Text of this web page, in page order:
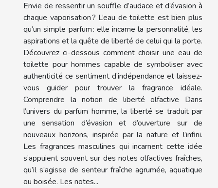
Envie de ressentir un souffle d’audace et d’évasion à
chaque vaporisation ? L’eau de toilette est bien plus
qu’un simple parfum : elle incarne la personnalité, les
aspirations et la quête de liberté de celui qui la porte.
Découvrez ci-dessous comment choisir une eau de
toilette pour hommes capable de symboliser avec
authenticité ce sentiment d’indépendance et laissez-
vous guider pour trouver la fragrance idéale.
Comprendre la notion de liberté olfactive Dans
l’univers du parfum homme, la liberté se traduit par
une sensation d’évasion et d’ouverture sur de
nouveaux horizons, inspirée par la nature et l’infini.
Les fragrances masculines qui incarnent cette idée
s’appuient souvent sur des notes olfactives fraîches,
qu’il s’agisse de senteur fraîche agrumée, aquatique
ou boisée. Les notes...